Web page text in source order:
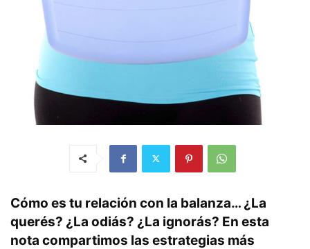
Cómo es tu relación con la balanza… ¿La
querés? ¿La odiás? ¿La ignorás? En esta
nota compartimos las estrategias más